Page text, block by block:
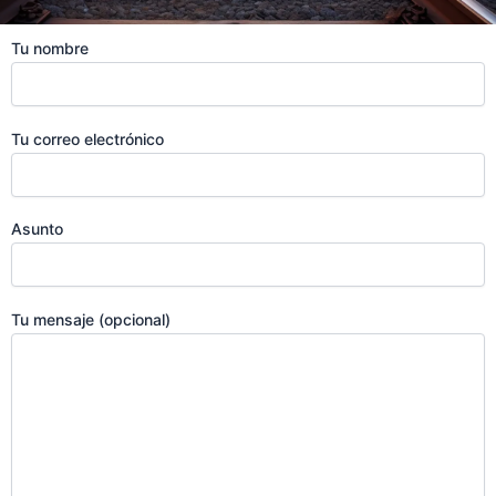
Tu nombre
Tu correo electrónico
Asunto
Tu mensaje (opcional)